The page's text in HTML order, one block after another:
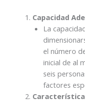
Capacidad
La
el número
inicial de al
seis
factores